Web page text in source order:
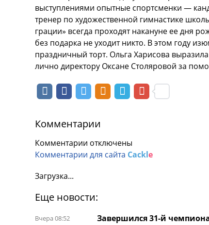
выступлениями опытные спортсменки —
тренер по художественной гимнастике
грации» всегда проходят накануне ее дня
без подарка не уходит никто. В этом году
праздничный торт. Ольга Харисова
лично директору Оксане Столяровой за
Комментарии
Комментарии отключены
Комментарии для сайта Cackle
Загрузка...
Еще новости:
Завершился 31-й
Вчера 08:52